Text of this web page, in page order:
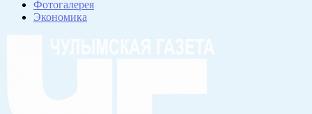
Фотогалерея
Экономика